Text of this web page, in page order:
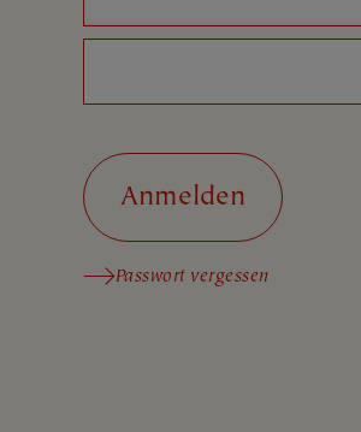
Passwort vergessen